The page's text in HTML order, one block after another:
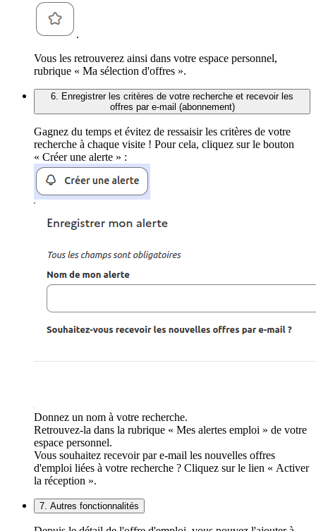
.
Vous les retrouverez ainsi dans votre espace personnel,
rubrique « Ma sélection d'offres ».
6. Enregistrer les critères de votre recherche et recevoir les
offres par e-mail (abonnement)
Gagnez du temps et évitez de ressaisir les critères de votre
recherche à chaque visite ! Pour cela, cliquez sur le bouton
« Créer une alerte » :
Donnez un nom à votre recherche.
Retrouvez-la dans la rubrique « Mes alertes emploi » de votre
espace personnel.
Vous souhaitez recevoir par e-mail les nouvelles offres
d'emploi liées à votre recherche ? Cliquez sur le lien « Activer
la réception ».
7. Autres fonctionnalités